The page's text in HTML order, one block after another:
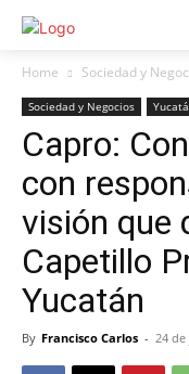
Home Sociedad y
Sociedad y Negocios
Capro:
con
visión que
Capetillo
Yucatán
By Francisco Carlos - 24